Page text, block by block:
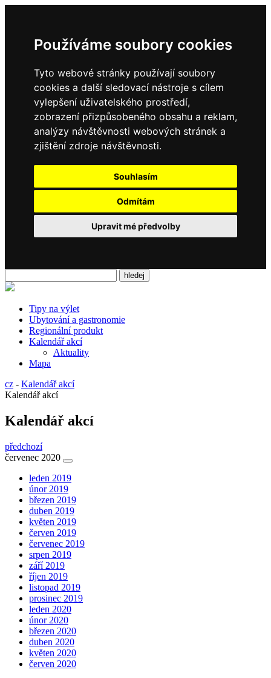
Používáme soubory cookies
Tyto webové stránky používají soubory
cookies a další sledovací nástroje s cílem
vylepšení uživatelského prostředí,
zobrazení přizpůsobeného obsahu a reklam,
analýzy návštěvnosti webových stránek a
zjištění zdroje návštěvnosti.
Souhlasím
Odmítám
Upravit mé předvolby
Tipy na výlet
Ubytování a gastronomie
Regionální produkt
Kalendář akcí
Aktuality
Mapa
cz - Kalendář akcí
Kalendář akcí
Kalendář akcí
předchozí
červenec 2020
leden 2019
únor 2019
březen 2019
duben 2019
květen 2019
červen 2019
červenec 2019
srpen 2019
září 2019
říjen 2019
listopad 2019
prosinec 2019
leden 2020
únor 2020
březen 2020
duben 2020
květen 2020
červen 2020